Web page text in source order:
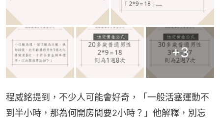
+3
程威銘提到，不少人可能會好奇，「一般活塞運動不
到半小時，那為何開房間要2小時？」他解釋，別忘